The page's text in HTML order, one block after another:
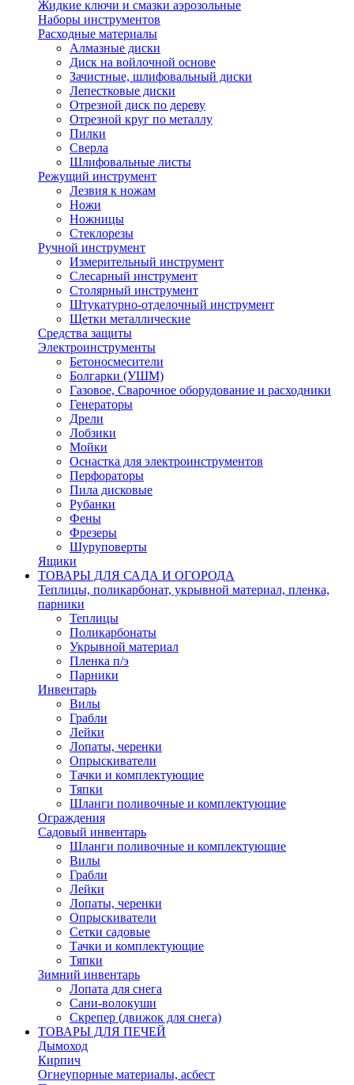
Жидкие ключи и смазки аэрозольные
Наборы инструментов
Расходные материалы
Алмазные диски
Диск на войлочной основе
Зачистные, шлифовальный диски
Лепестковые диски
Отрезной диск по дереву
Отрезной круг по металлу
Пилки
Сверла
Шлифовальные листы
Режущий инструмент
Лезвия к ножам
Ножи
Ножницы
Стеклорезы
Ручной инструмент
Измерительный инструмент
Слесарный инструмент
Столярный инструмент
Штукатурно-отделочный инструмент
Щетки металлические
Средства защиты
Электроинструменты
Бетоносмесители
Болгарки (УШМ)
Газовое, Сварочное оборудование и расходники
Генераторы
Дрели
Лобзики
Мойки
Оснастка для электроинструментов
Перфораторы
Пила дисковые
Рубанки
Фены
Фрезеры
Шуруповерты
Ящики
ТОВАРЫ ДЛЯ САДА И ОГОРОДА
Теплицы, поликарбонат, укрывной материал, пленка,
парники
Теплицы
Поликарбонаты
Укрывной материал
Пленка п/э
Парники
Инвентарь
Вилы
Грабли
Лейки
Лопаты, черенки
Опрыскиватели
Тачки и комплектующие
Тяпки
Шланги поливочные и комплектующие
Ограждения
Садовый инвентарь
Шланги поливочные и комплектующие
Вилы
Грабли
Лейки
Лопаты, черенки
Опрыскиватели
Сетки садовые
Тачки и комплектующие
Тяпки
Зимний инвентарь
Лопата для снега
Сани-волокуши
Скрепер (движок для снега)
ТОВАРЫ ДЛЯ ПЕЧЕЙ
Дымоход
Кирпич
Огнеупорные материалы, асбест